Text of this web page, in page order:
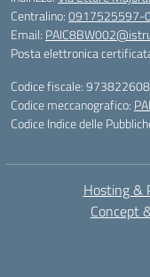
Centralino:0917525597-
Email:
Posta elettronica
Codice fiscale:
Codice meccanografico:
Codice Indice delle
Hosting &
Concept